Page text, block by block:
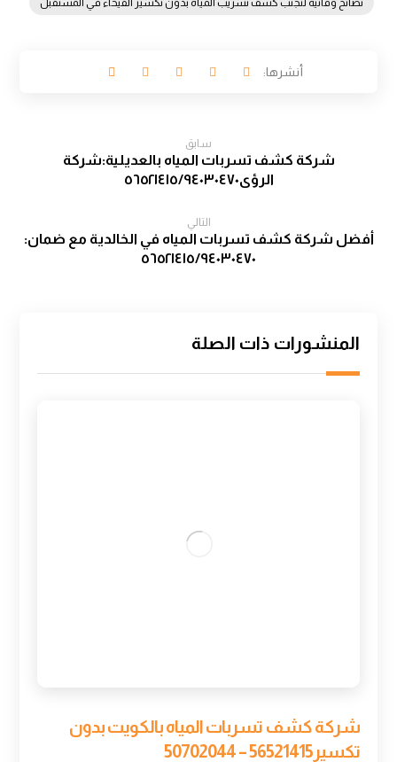
سابق
شركة كشف تسربات المياه بالعديلية:شركة
الرؤى٥٦٥٢١٤١٥/٩٤٠٣٠٤٧٠
التالي
أفضل شركة كشف تسربات المياه في الخالدية مع ضمان:
٥٦٥٢١٤١٥/٩٤٠٣٠٤٧٠
المنشورات ذات الصلة
شركة كشف تسربات المياه بالكويت بدون
تكسير56521415 – 50702044